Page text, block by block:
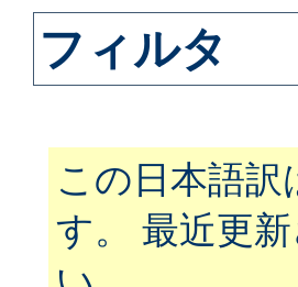
フィルタ
この日本語
す。 最近更